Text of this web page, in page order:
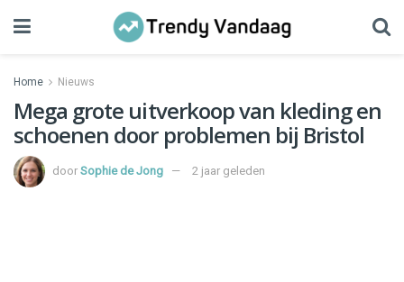
Home Nieuws
Mega grote uitverkoop van kleding en
schoenen door problemen bij Bristol
door Sophie de Jong 2 jaar geleden